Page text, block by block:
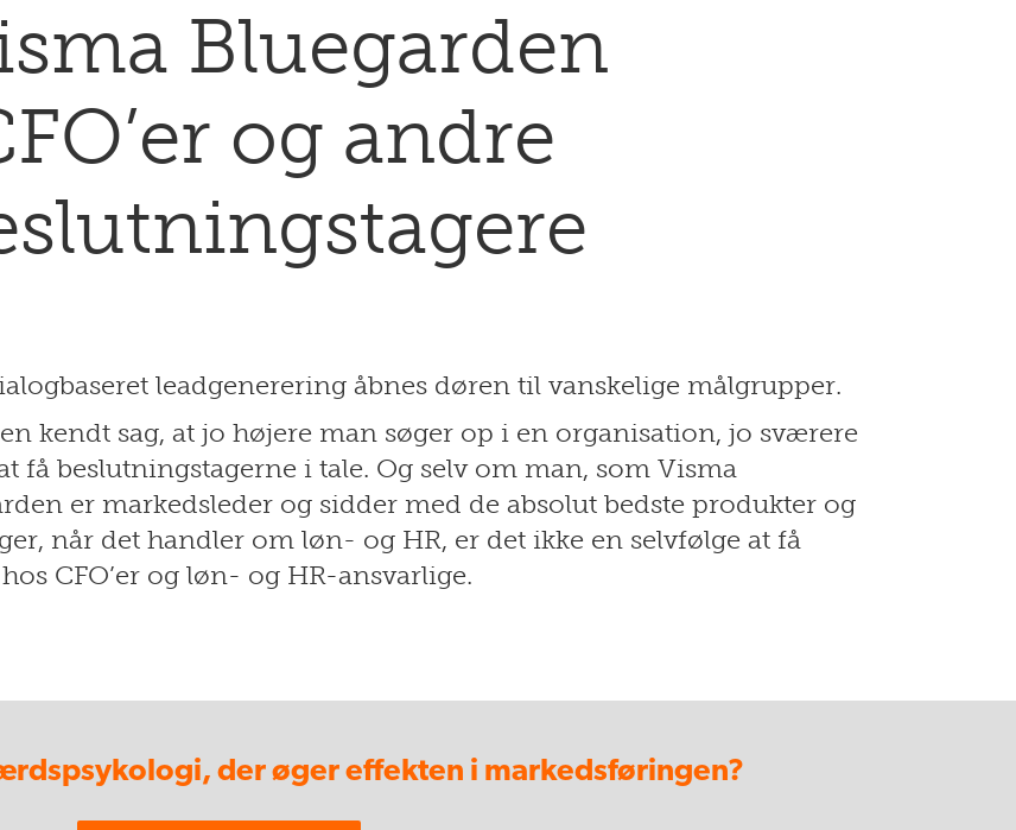
Bluegarden
og andre
leadgenerering åbnes døren til vanskelige målgrupper.
kendt sag, at jo højere man søger op i en organisation, jo sværere
få beslutningstagerne i tale. Og selv om man, som Visma
er markedsleder og sidder med de absolut bedste produkter og
når det handler om løn- og HR, er det ikke en selvfølge at få
CFO’er og løn- og HR-ansvarlige.
der øger effekten i markedsføringen?